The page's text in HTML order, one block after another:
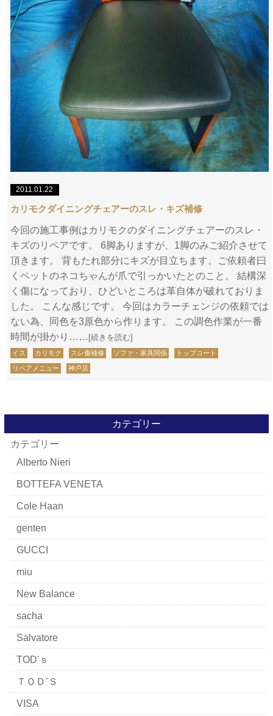
2011.01.22
カリモクダイニングチェアーのスレ・キズ補修
今回の施工事例はカリモクのダイニングチェアーのスレ・
キズのリペアです。 6脚ありますが、1脚のみご紹介させて
頂きます。 背もたれ部分にキズが目立ちます。ご依頼者曰
くペットのネコちゃんが爪で引っかいたとのこと。 結構深
く傷になっており、ひどいところは革自体が破れておりま
した。 こんな感じです。 今回はカラーチェンジの依頼では
ない為、同色を3原色から作ります。 この調色作業が一番
時間が掛かり…… [続きを読む]
イス カリモク スレ傷補修 ソファ・家具関係 トップコート
リペアメニュー 神戸店
カテゴリー
カテゴリー
Alberto Nieri
BOTTEFA VENETA
Cole Haan
genten
GUCCI
miu
New Balance
sacha
Salvatore
TOD'ｓ
ＴＯＤ’Ｓ
VISA